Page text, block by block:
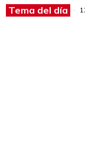
Tema del día